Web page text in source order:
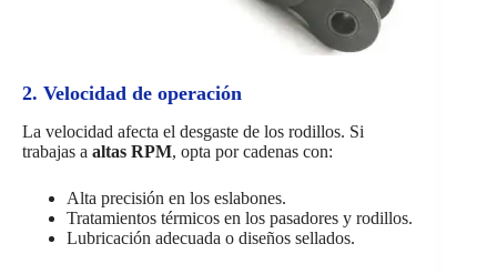
2. Velocidad de operación
La velocidad afecta el desgaste de los rodillos. Si
trabajas a altas RPM, opta por cadenas con:
Alta precisión en los eslabones.
Tratamientos térmicos en los pasadores y rodillos.
Lubricación adecuada o diseños sellados.